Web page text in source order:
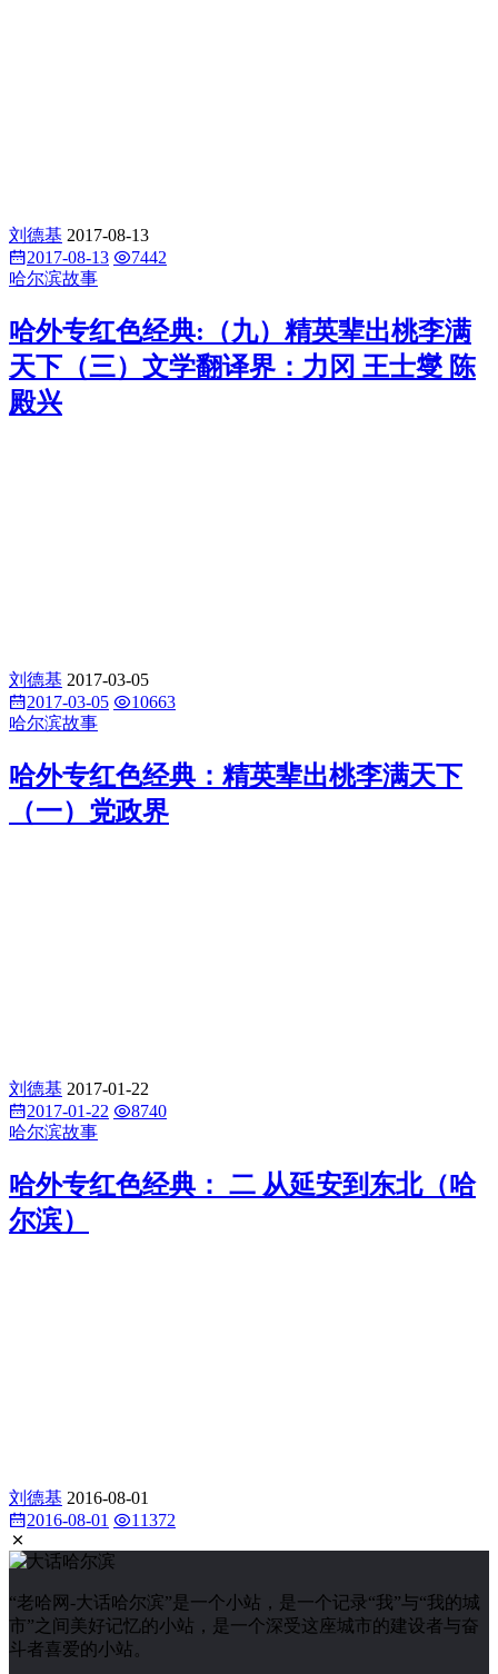
刘德基 2017-08-13
2017-08-13
7442
哈尔滨故事
哈外专红色经典:（九）精英辈出桃李满
天下（三）文学翻译界：力冈 王士燮 陈
殿兴
刘德基 2017-03-05
2017-03-05
10663
哈尔滨故事
哈外专红色经典：精英辈出桃李满天下
（一）党政界
刘德基 2017-01-22
2017-01-22
8740
哈尔滨故事
哈外专红色经典： 二 从延安到东北（哈
尔滨）
刘德基 2016-08-01
2016-08-01
11372
“老哈网-大话哈尔滨”是一个小站，是一个记录“我”与“我的城
市”之间美好记忆的小站，是一个深受这座城市的建设者与奋
斗者喜爱的小站。